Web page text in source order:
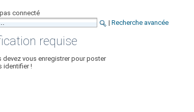
connecté
| Recherche avancée
requise
devez vous enregistrer pour poster
identifier !